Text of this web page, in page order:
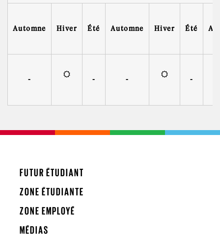
Automne Hiver Été Automne Hiver Été
- - - -
FUTUR ÉTUDIANT
ZONE ÉTUDIANTE
ZONE EMPLOYÉ
MÉDIAS